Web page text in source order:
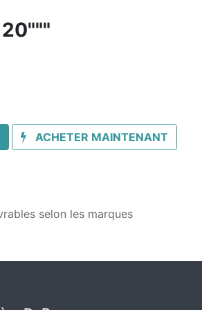
20"""
ACHETER MAINTENANT
selon les marques